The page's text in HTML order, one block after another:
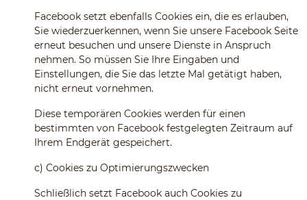
Facebook setzt ebenfalls Cookies ein, die es erlauben,
Sie wiederzuerkennen, wenn Sie unsere Facebook Seite
erneut besuchen und unsere Dienste in Anspruch
nehmen. So müssen Sie Ihre Eingaben und
Einstellungen, die Sie das letzte Mal getätigt haben,
nicht erneut vornehmen.
Diese temporären Cookies werden für einen
bestimmten von Facebook festgelegten Zeitraum auf
Ihrem Endgerät gespeichert.
c) Cookies zu Optimierungszwecken
Schließlich setzt Facebook auch Cookies zu